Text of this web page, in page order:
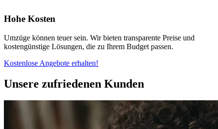
Hohe Kosten
Umzüge können teuer sein. Wir bieten transparente Preise und
kostengünstige Lösungen, die zu Ihrem Budget passen.
Kostenlose Angebote erhalten!
Unsere zufriedenen Kunden